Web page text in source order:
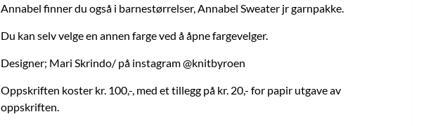
Annabel finner du også i barnestørrelser, Annabel Sweater jr garnpakke.
Du kan selv velge en annen farge ved å åpne fargevelger.
Designer; Mari Skrindo/ på instagram @knitbyroen
Oppskriften koster kr. 100,-, med et tillegg på kr. 20,- for papir utgave av
oppskriften.